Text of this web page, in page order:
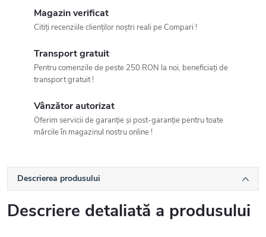
Magazin verificat
Citiți recenziile clienților noștri reali pe Compari !
Transport gratuit
Pentru comenzile de peste 250 RON la noi, beneficiați de
transport gratuit !
Vânzător autorizat
Oferim servicii de garanție și post-garanție pentru toate
mărcile în magazinul nostru online !
Descrierea produsului
Descriere detaliată a produsului